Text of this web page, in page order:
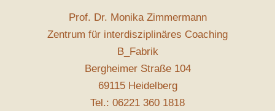
Prof. Dr. Monika Zimmermann
Zentrum für interdisziplinäres Coaching
B_Fabrik
Bergheimer Straße 104
69115 Heidelberg
Tel.: 06221 360 1818